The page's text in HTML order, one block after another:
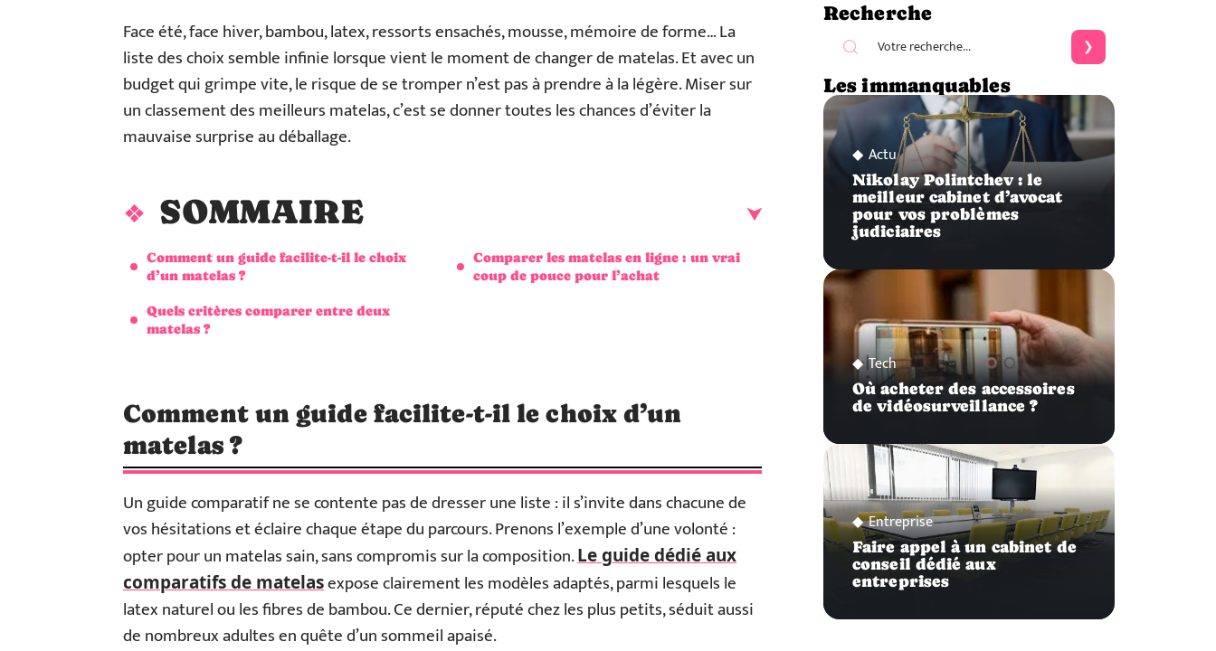
Face été, face hiver, bambou, latex, ressorts ensachés, mousse, mémoire de forme… La
liste des choix semble infinie lorsque vient le moment de changer de matelas. Et avec un
budget qui grimpe vite, le risque de se tromper n’est pas à prendre à la légère. Miser sur
un classement des meilleurs matelas, c’est se donner toutes les chances d’éviter la
mauvaise surprise au déballage.
SOMMAIRE
Comment un guide facilite-t-il le choix
d’un matelas ?
Quels critères comparer entre deux
matelas ?
Comparer les matelas en ligne : un vrai
coup de pouce pour l’achat
Comment un guide facilite-t-il le choix d’un
matelas ?
Un guide comparatif ne se contente pas de dresser une liste : il s’invite dans chacune de
vos hésitations et éclaire chaque étape du parcours. Prenons l’exemple d’une volonté :
opter pour un matelas sain, sans compromis sur la composition.Le guide dédié aux
comparatifs de matelasexpose clairement les modèles adaptés, parmi lesquels le
latex naturel ou les fibres de bambou. Ce dernier, réputé chez les plus petits, séduit aussi
de nombreux adultes en quête d’un sommeil apaisé.
Recherche
Les immanquables
Actu
Nikolay Polintchev : le
meilleur cabinet d’avocat
pour vos problèmes
judiciaires
Tech
Où acheter des accessoires
de vidéosurveillance ?
Entreprise
Faire appel à un cabinet de
conseil dédié aux
entreprises